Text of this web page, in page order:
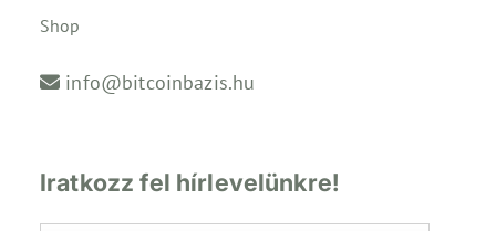
Shop
info@bitcoinbazis.hu
Iratkozz fel hírlevelünkre!